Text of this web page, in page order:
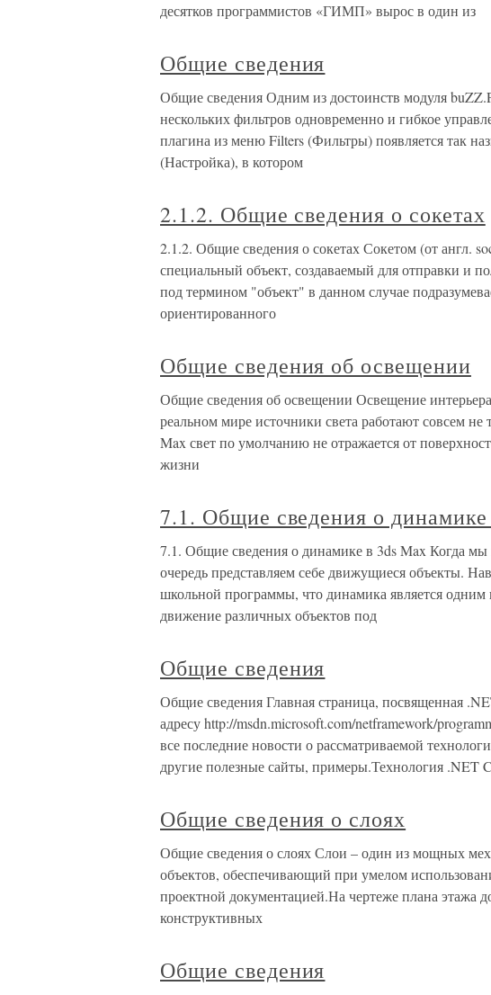
десятков программистов «ГИМП» вырос в один из
Общие сведения
Общие сведения Одним из достоинств модуля
нескольких фильтров одновременно и гибкое
плагина из меню Filters (Фильтры) появляется так
(Настройка), в котором
2.1.2. Общие сведения о сокетах
2.1.2. Общие сведения о сокетах Сокетом (от англ.
специальный объект, создаваемый для отправки и
под термином "объект" в данном случае
ориентированного
Общие сведения об освещении
Общие сведения об освещении Освещение интерьера
реальном мире источники света работают совсем
Max свет по умолчанию не отражается от
жизни
7.1. Общие сведения о
7.1. Общие сведения о динамике в 3ds Max Когда
очередь представляем себе движущиеся объекты.
школьной программы, что динамика является одним
движение различных объектов под
Общие сведения
Общие сведения Главная страница, посвященная
адресу http://msdn.microsoft.com/netframework/
все последние новости о рассматриваемой
другие полезные сайты, примеры.Технология .NET
Общие сведения о слоях
Общие сведения о слоях Слои – один из мощных
объектов, обеспечивающий при умелом
проектной документацией.На чертеже плана этажа
конструктивных
Общие сведения